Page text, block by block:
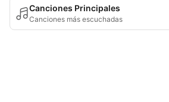
Canciones Principales
Canciones más escuchadas